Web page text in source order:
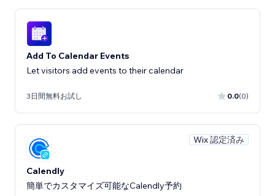
Add To Calendar Events
Let visitors add events to their calendar
3日間無料お試し 0.0(0)
Wix 認定済み
Calendly
簡単でカスタマイズ可能なCalendly予約